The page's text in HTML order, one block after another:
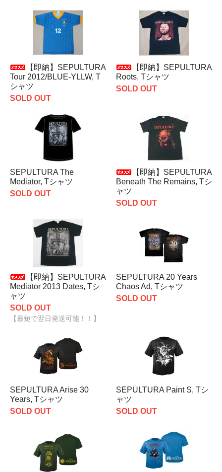
【即納】SEPULTURA
Tour 2012/BLUE-YLLW, T
シャツ
SOLD OUT
【即納】SEPULTURA
Roots, Tシャツ
SOLD OUT
SEPULTURA The
Mediator, Tシャツ
SOLD OUT
【即納】SEPULTURA
Beneath The Remains, Tシ
ャツ
SOLD OUT
【即納】SEPULTURA
Mediator 2013 Dates, Tシ
ャツ
SOLD OUT
【最短で翌日発送可能！！】
SEPULTURA 20 Years
Chaos Ad, Tシャツ
SOLD OUT
SEPULTURA Arise 30
Years, Tシャツ
SOLD OUT
SEPULTURA Paint S, Tシ
ャツ
SOLD OUT